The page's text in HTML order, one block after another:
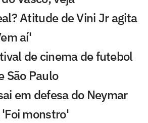
Atitude de Vini Jr agita
aí'
de cinema de futebol
São Paulo
em defesa do Neymar
monstro'